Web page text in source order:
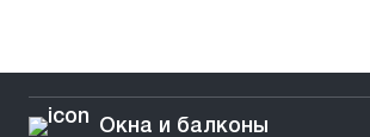
Окна и балконы